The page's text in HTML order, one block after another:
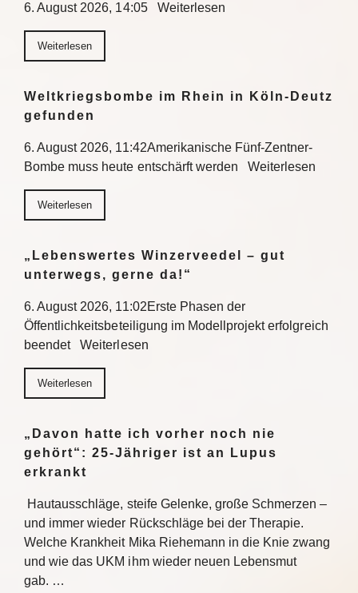
6. August 2026, 14:05 Weiterlesen
Weiterlesen
Weltkriegsbombe im Rhein in Köln-Deutz
gefunden
6. August 2026, 11:42Amerikanische Fünf-Zentner-
Bombe muss heute entschärft werden Weiterlesen
Weiterlesen
„Lebenswertes Winzerveedel – gut
unterwegs, gerne da!“
6. August 2026, 11:02Erste Phasen der
Öffentlichkeitsbeteiligung im Modellprojekt erfolgreich
beendet Weiterlesen
Weiterlesen
„Davon hatte ich vorher noch nie
gehört“: 25-Jähriger ist an Lupus
erkrankt
Hautausschläge, steife Gelenke, große Schmerzen –
und immer wieder Rückschläge bei der Therapie.
Welche Krankheit Mika Riehemann in die Knie zwang
und wie das UKM ihm wieder neuen Lebensmut
gab. …